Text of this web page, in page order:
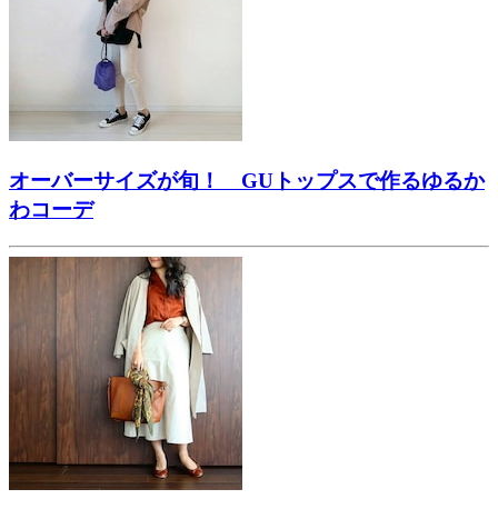
オーバーサイズが旬！ GUトップスで作るゆるか
わコーデ